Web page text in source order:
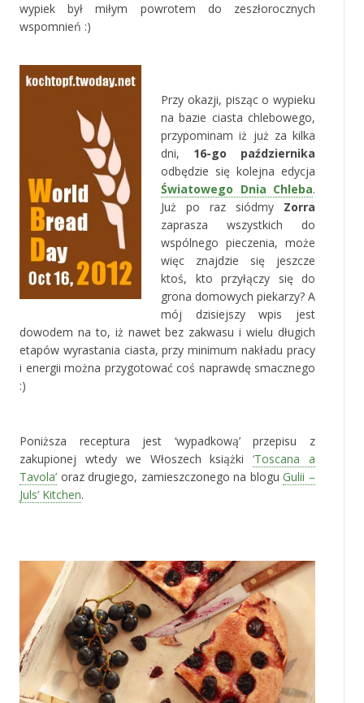
wypiek był miłym powrotem do zeszłorocznych
wspomnień :)
Przy okazji, pisząc o wypieku
na bazie ciasta chlebowego,
przypominam iż już za kilka
dni, 16-go października
odbędzie się kolejna edycja
Światowego Dnia Chleba.
Już po raz siódmy Zorra
zaprasza wszystkich do
wspólnego pieczenia, może
więc znajdzie się jeszcze
ktoś, kto przyłączy się do
grona domowych piekarzy? A
mój dzisiejszy wpis jest
dowodem na to, iż nawet bez zakwasu i wielu długich
etapów wyrastania ciasta, przy minimum nakładu pracy
i energii można przygotować coś naprawdę smacznego
:)
Poniższa receptura jest ‘wypadkową’ przepisu z
zakupionej wtedy we Włoszech książki‘Toscana a
Tavola’ oraz drugiego, zamieszczonego na blogu Gulii –
Juls’ Kitchen.